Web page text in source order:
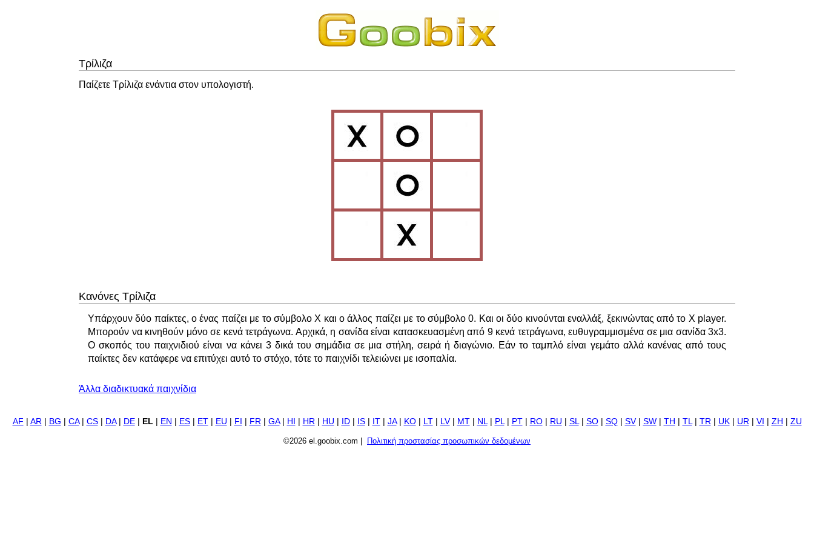
Τρίλιζα
Παίζετε Τρίλιζα ενάντια στον υπολογιστή.
Κανόνες Τρίλιζα
Υπάρχουν δύο παίκτες, ο ένας παίζει με το σύμβολο X και ο άλλος παίζει με το σύμβολο 0. Και οι δύο κινούνται εναλλάξ, ξεκινώντας από το X player.
Μπορούν να κινηθούν μόνο σε κενά τετράγωνα. Αρχικά, η σανίδα είναι κατασκευασμένη από 9 κενά τετράγωνα, ευθυγραμμισμένα σε μια σανίδα 3x3.
Ο σκοπός του παιχνιδιού είναι να κάνει 3 δικά του σημάδια σε μια στήλη, σειρά ή διαγώνιο. Εάν το ταμπλό είναι γεμάτο αλλά κανένας από τους
παίκτες δεν κατάφερε να επιτύχει αυτό το στόχο, τότε το παιχνίδι τελειώνει με ισοπαλία.
Άλλα διαδικτυακά παιχνίδια
AF AR| BG CA| CS| DA| DE| EL| EN ES| ET| EU FI FR| GA| HI HR| HU ID| IS| IT| JA| KO| LT| LV| MT| NL| PL| PT| RO| RU SL| SO| SQ| SV| SW| TH TL| TR| UK| UR| VI ZH ZU
©2026 el.goobix.com | Πολιτική προστασίας προσωπικών δεδομένων